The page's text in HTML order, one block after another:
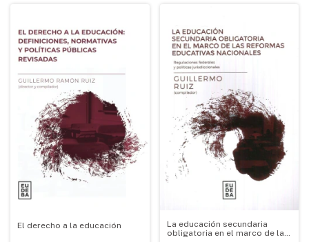
El derecho a la educación
La educación secundaria
obligatoria en el marco de las